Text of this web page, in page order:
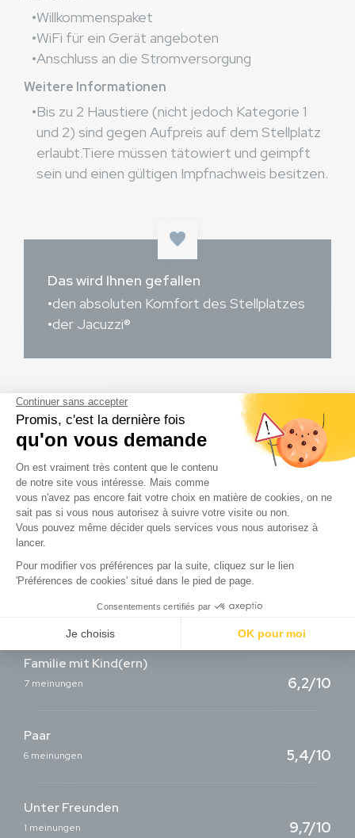
Willkommenspaket
WiFi für ein Gerät angeboten
Anschluss an die Stromversorgung
Weitere Informationen
Bis zu 2 Haustiere (nicht jedoch Kategorie 1
und 2) sind gegen Aufpreis auf dem Stellplatz
erlaubt.Tiere müssen tätowiert und geimpft
sein und einen gültigen Impfnachweis besitzen.
Das wird Ihnen gefallen
den absoluten Komfort des Stellplatzes
der Jacuzzi®
Berichte von Reisenden über diese
Unterkunft
6,6/10
23 meinungen
Familie mit Kind(ern)
7 meinungen 6,2/10
Paar
6 meinungen 5,4/10
Unter Freunden
1 meinungen 9,7/10